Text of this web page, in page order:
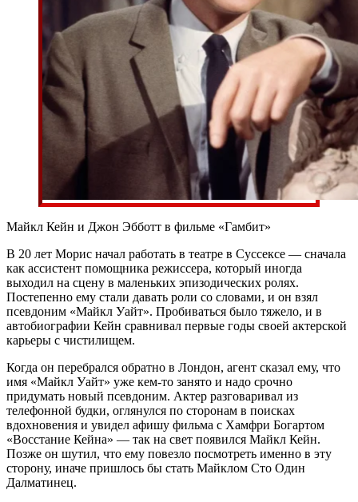
Майкл Кейн и Джон Эбботт в фильме «Гамбит»
В 20 лет Морис начал работать в театре в Суссексе — сначала
как ассистент помощника режиссера, который иногда
выходил на сцену в маленьких эпизодических ролях.
Постепенно ему стали давать роли со словами, и он взял
псевдоним «Майкл Уайт». Пробиваться было тяжело, и в
автобиографии Кейн сравнивал первые годы своей актерской
карьеры с чистилищем.
Когда он перебрался обратно в Лондон, агент сказал ему, что
имя «Майкл Уайт» уже кем-то занято и надо срочно
придумать новый псевдоним. Актер разговаривал из
телефонной будки, оглянулся по сторонам в поисках
вдохновения и увидел афишу фильма с Хамфри Богартом
«Восстание Кейна» — так на свет появился Майкл Кейн.
Позже он шутил, что ему повезло посмотреть именно в эту
сторону, иначе пришлось бы стать Майклом Сто Один
Далматинец.